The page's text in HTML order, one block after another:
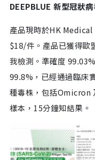
DEEPBLUE 新型冠狀
產品現時於HK
$18/件。產品已獲得歐
我檢測。準確度
99.8%，已經通過臨床
種毒株，包括Omicron
樣本，15分鐘知結果。